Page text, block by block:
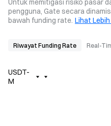
Untuk memitigasi risiko pasar
pengguna, Gate secara
bawah funding rate. Lihat
Riwayat Funding Rate Real-
USDT-
M